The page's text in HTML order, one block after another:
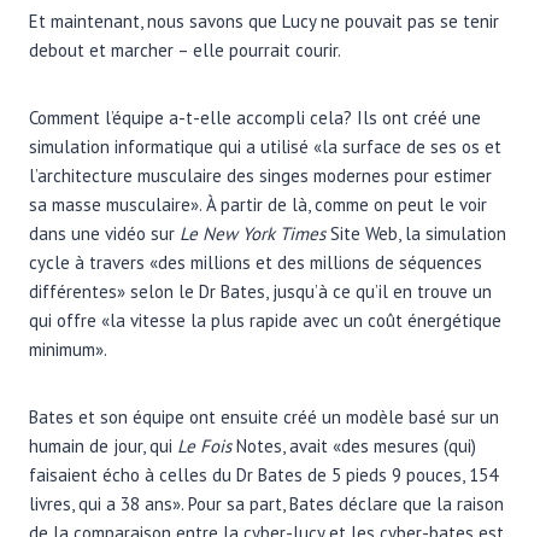
Et maintenant, nous savons que Lucy ne pouvait pas se tenir
debout et marcher – elle pourrait courir.
Comment l’équipe a-t-elle accompli cela? Ils ont créé une
simulation informatique qui a utilisé «la surface de ses os et
l’architecture musculaire des singes modernes pour estimer
sa masse musculaire». À partir de là, comme on peut le voir
dans une vidéo sur Le New York TimesSite Web, la simulation
cycle à travers «des millions et des millions de séquences
différentes» selon le Dr Bates, jusqu’à ce qu’il en trouve un
qui offre «la vitesse la plus rapide avec un coût énergétique
minimum».
Bates et son équipe ont ensuite créé un modèle basé sur un
humain de jour, qui Le FoisNotes, avait «des mesures (qui)
faisaient écho à celles du Dr Bates de 5 pieds 9 pouces, 154
livres, qui a 38 ans». Pour sa part, Bates déclare que la raison